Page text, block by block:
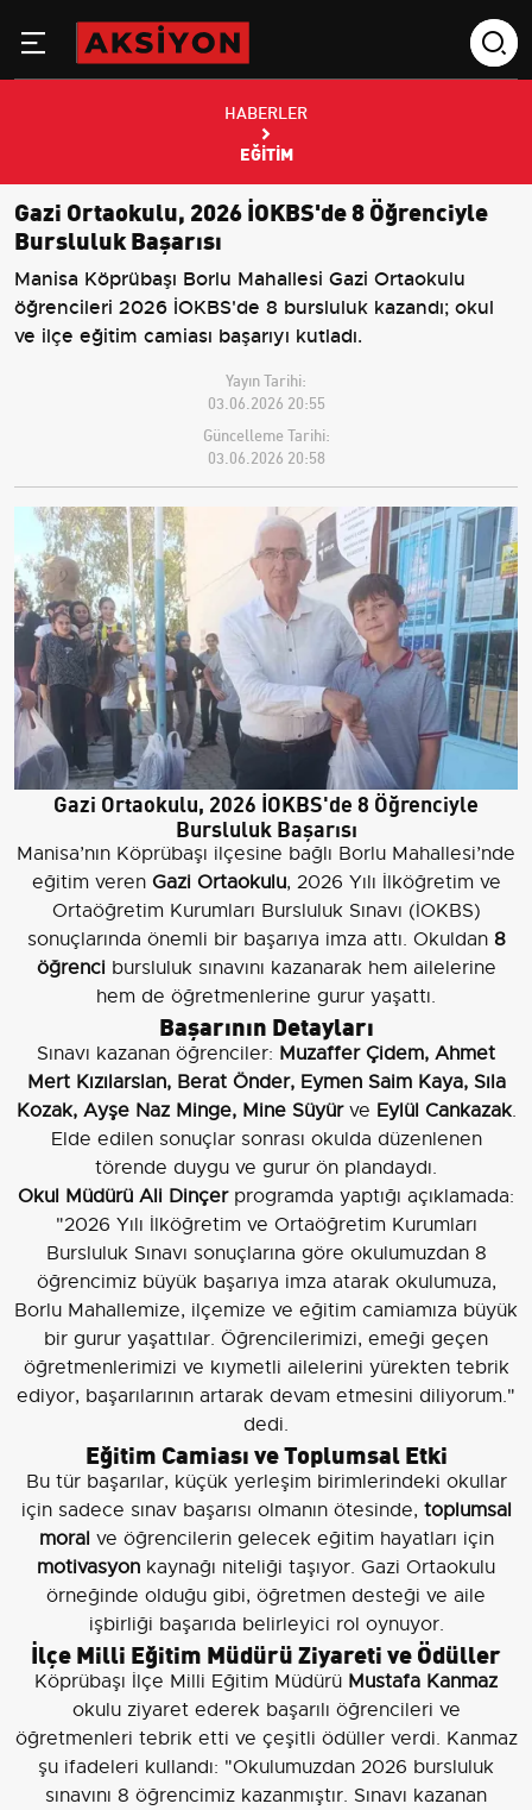
HABERLER
EĞITIM
Gazi Ortaokulu, 2026 İOKBS'de 8 Öğrenciyle
Bursluluk Başarısı
Manisa Köprübaşı Borlu Mahallesi Gazi Ortaokulu
öğrencileri 2026 İOKBS'de 8 bursluluk kazandı; okul
ve ilçe eğitim camiası başarıyı kutladı.
Yayın Tarihi:
03.06.2026 20:55
Güncelleme Tarihi:
03.06.2026 20:58
Gazi Ortaokulu, 2026 İOKBS'de 8 Öğrenciyle
Bursluluk Başarısı
Manisa’nın Köprübaşı ilçesine bağlı Borlu Mahallesi’nde
eğitim veren Gazi Ortaokulu, 2026 Yılı İlköğretim ve
Ortaöğretim Kurumları Bursluluk Sınavı (İOKBS)
sonuçlarında önemli bir başarıya imza attı. Okuldan 8
öğrencibursluluk sınavını kazanarak hem ailelerine
hem de öğretmenlerine gurur yaşattı.
Başarının Detayları
Sınavı kazanan öğrenciler: Muzaffer Çidem, Ahmet
Mert Kızılarslan, Berat Önder, Eymen Saim Kaya, Sıla
Kozak, Ayşe Naz Minge, Mine Süyürve Eylül Cankazak.
Elde edilen sonuçlar sonrası okulda düzenlenen
törende duygu ve gurur ön plandaydı.
Okul Müdürü Ali Dinçerprogramda yaptığı açıklamada:
"2026 Yılı İlköğretim ve Ortaöğretim Kurumları
Bursluluk Sınavı sonuçlarına göre okulumuzdan 8
öğrencimiz büyük başarıya imza atarak okulumuza,
Borlu Mahallemize, ilçemize ve eğitim camiamıza büyük
bir gurur yaşattılar. Öğrencilerimizi, emeği geçen
öğretmenlerimizi ve kıymetli ailelerini yürekten tebrik
ediyor, başarılarının artarak devam etmesini diliyorum."
dedi.
Eğitim Camiası ve Toplumsal Etki
Bu tür başarılar, küçük yerleşim birimlerindeki okullar
için sadece sınav başarısı olmanın ötesinde, toplumsal
moral ve öğrencilerin gelecek eğitim hayatları için
motivasyon kaynağı niteliği taşıyor. Gazi Ortaokulu
örneğinde olduğu gibi, öğretmen desteği ve aile
işbirliği başarıda belirleyici rol oynuyor.
İlçe Milli Eğitim Müdürü Ziyareti ve Ödüller
Köprübaşı İlçe Milli Eğitim Müdürü Mustafa Kanmaz
okulu ziyaret ederek başarılı öğrencileri ve
öğretmenleri tebrik etti ve çeşitli ödüller verdi. Kanmaz
şu ifadeleri kullandı: "Okulumuzdan 2026 bursluluk
sınavını 8 öğrencimiz kazanmıştır. Sınavı kazanan